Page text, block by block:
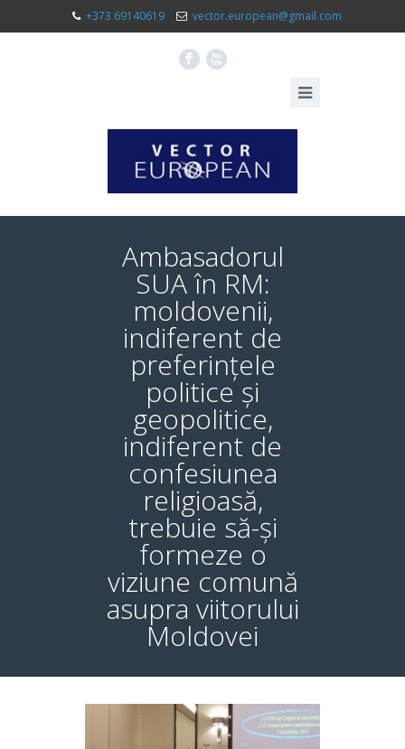
+373 69140619 vector.european@gmail.com
F X
Ambasadorul
SUA în RM:
moldovenii,
indiferent de
preferințele
politice și
geopolitice,
indiferent de
confesiunea
religioasă,
trebuie să-și
formeze o
viziune comună
asupra viitorului
Moldovei